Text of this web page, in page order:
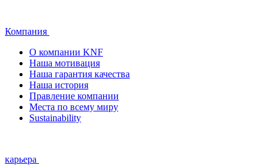
Компания
О компании KNF
Наша мотивация
Наша гарантия качества
Наша история
Правление компании
Места по всему миру
Sustainability
карьера